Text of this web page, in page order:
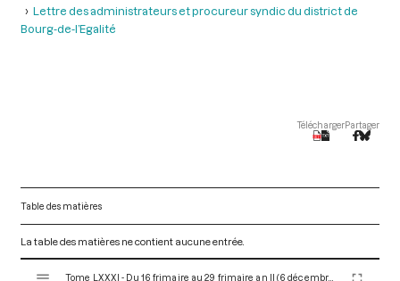
Lettre des administrateurs et procureur syndic du district de
Bourg-de-l’Egalité
TéléchargerPartager
Table des matières
La table des matières ne contient aucune entrée.
Tome LXXXI - Du 16 frimaire au 29 frimaire an II (6 décembre au 19 décembre 1793)